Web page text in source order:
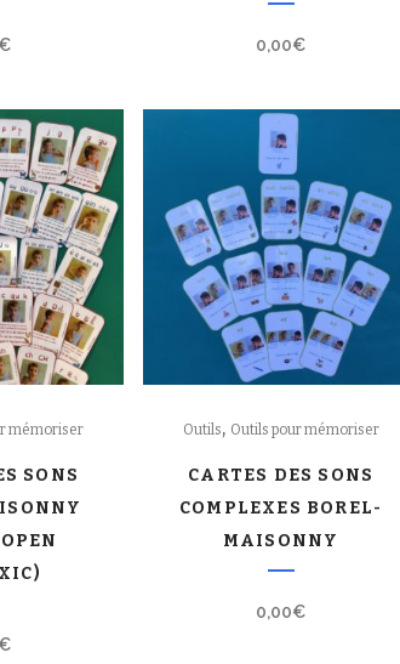
€ 0,00€
mémoriser
SONS
€
Outils, Outils pour mémoriser
CARTES DES SONS
COMPLEXES BOREL-
MAISONNY
0,00€